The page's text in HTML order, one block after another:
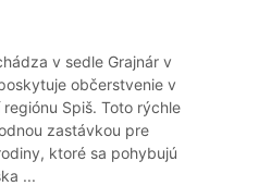
v sedle Grajnár v
občerstvenie v
Spiš. Toto rýchle
zastávkou pre
ktoré sa pohybujú
...